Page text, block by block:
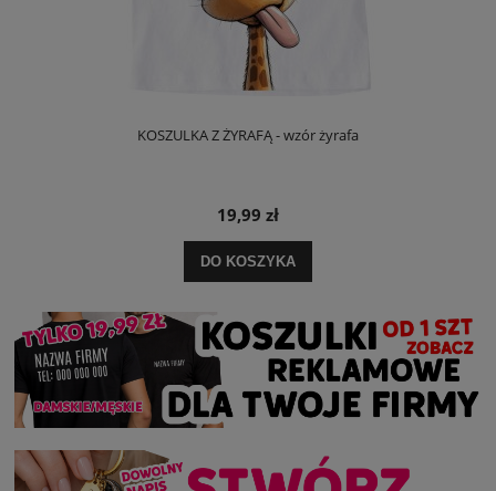
KOSZULKA Z ŻYRAFĄ - wzór żyrafa
19,99 zł
DO KOSZYKA